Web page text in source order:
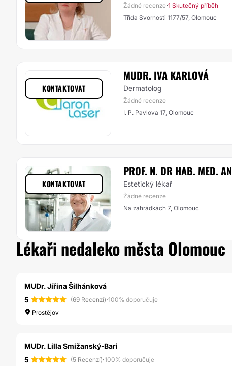
Žádné recenze·1 Skutečný příběh
Třída Svornosti 1177/57, Olomouc
MUDR. IVA KARLOVÁ
Dermatolog
Žádné recenze
I. P. Pavlova 17, Olomouc
KONTAKTOVAT
PROF. N. DR HAB. MED.
Estetický lékař
Žádné recenze
Na zahrádkách 7, Olomouc
KONTAKTOVAT
Lékaři nedaleko města Olomouc
MUDr. Jiřina Šilhánková
5
(69 Recenzí)·100% doporučuje
Prostějov
MUDr. Lilla Smižanský-Bari
5
(5 Recenzí)·100% doporučuje